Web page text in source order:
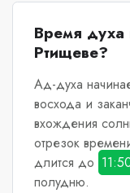
Время духа
Ртищеве?
Ад-духа
восхода и
вхождения
отрезок
длится до
полудню.